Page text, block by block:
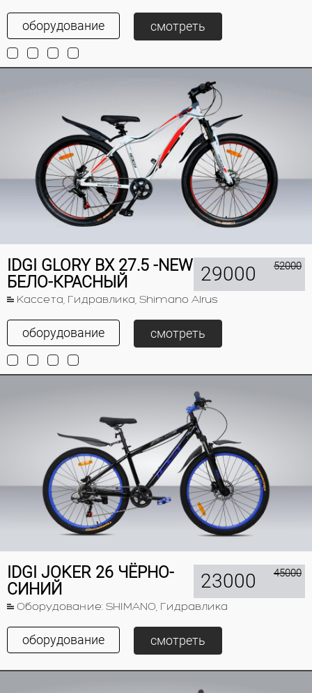
оборудование смотреть
IDGI GLORY BX 27.5 -NEW
БЕЛО-КРАСНЫЙ
Кассета, Гидравлика, Shimano Alrus
29000 52000
оборудование смотреть
IDGI JOKER 26 ЧЁРНО-
СИНИЙ
Оборудование: SHIMANO, Гидравлика
23000 45000
оборудование смотреть